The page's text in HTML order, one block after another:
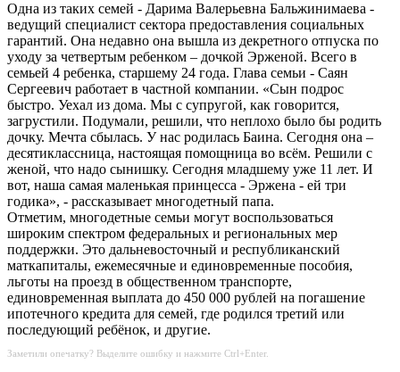
Одна из таких семей - Дарима Валерьевна Бальжинимаева -
ведущий специалист сектора предоставления социальных
гарантий. Она недавно она вышла из декретного отпуска по
уходу за четвертым ребенком – дочкой Эрженой. Всего в
семьей 4 ребенка, старшему 24 года. Глава семьи - Саян
Сергеевич работает в частной компании. «Сын подрос
быстро. Уехал из дома. Мы с супругой, как говорится,
загрустили. Подумали, решили, что неплохо было бы родить
дочку. Мечта сбылась. У нас родилась Баина. Сегодня она –
десятиклассница, настоящая помощница во всём. Решили с
женой, что надо сынишку. Сегодня младшему уже 11 лет. И
вот, наша самая маленькая принцесса - Эржена - ей три
годика», - рассказывает многодетный папа.
Отметим, многодетные семьи могут воспользоваться
широким спектром федеральных и региональных мер
поддержки. Это дальневосточный и республиканский
маткапиталы, ежемесячные и единовременные пособия,
льготы на проезд в общественном транспорте,
единовременная выплата до 450 000 рублей на погашение
ипотечного кредита для семей, где родился третий или
последующий ребёнок, и другие.
Заметили опечатку? Выделите ошибку и нажмите Ctrl+Enter.